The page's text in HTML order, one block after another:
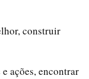
construir
ações, encontrar